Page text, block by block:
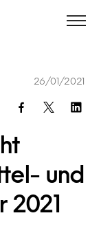
und
2021
26/01/2021